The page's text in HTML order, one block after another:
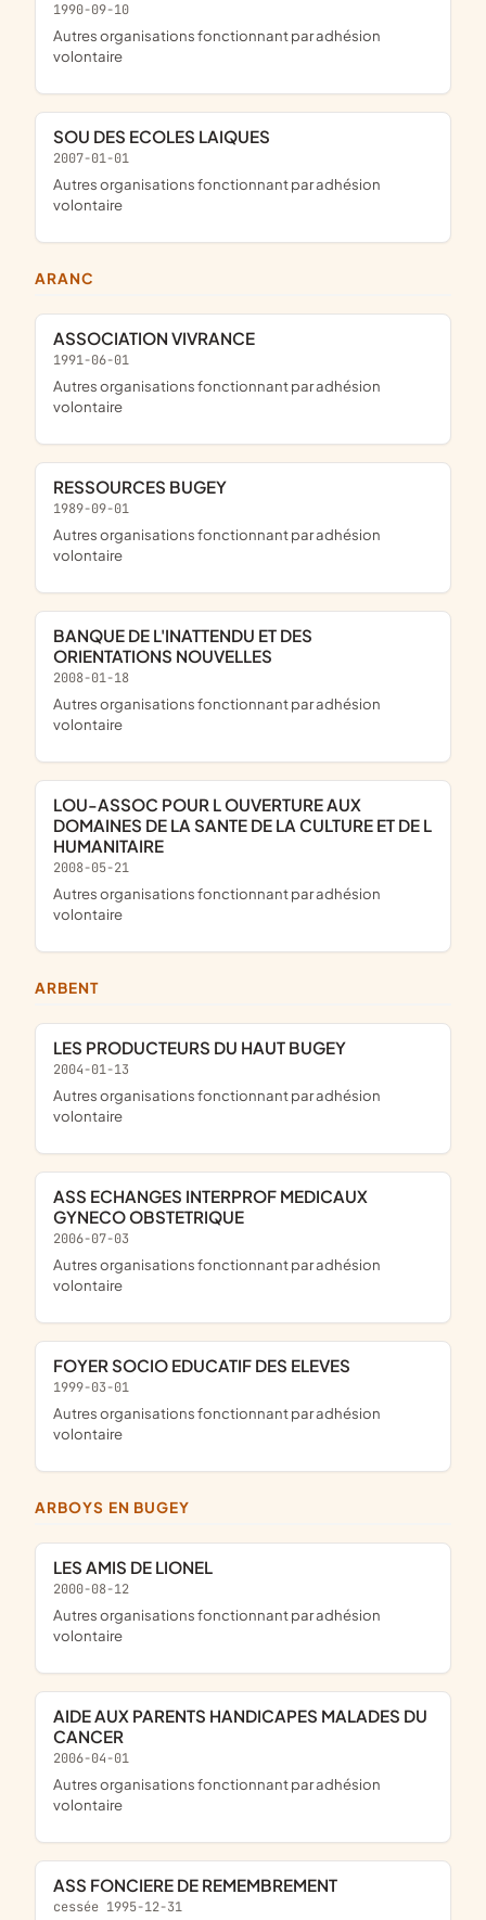
1990-09-10
Autres organisations fonctionnant par adhésion
volontaire
SOU DES ECOLES LAIQUES
2007-01-01
Autres organisations fonctionnant par adhésion
volontaire
ARANC
ASSOCIATION VIVRANCE
1991-06-01
Autres organisations fonctionnant par adhésion
volontaire
RESSOURCES BUGEY
1989-09-01
Autres organisations fonctionnant par adhésion
volontaire
BANQUE DE L'INATTENDU ET DES
ORIENTATIONS NOUVELLES
2008-01-18
Autres organisations fonctionnant par adhésion
volontaire
LOU-ASSOC POUR L OUVERTURE AUX
DOMAINES DE LA SANTE DE LA CULTURE ET DE L
HUMANITAIRE
2008-05-21
Autres organisations fonctionnant par adhésion
volontaire
ARBENT
LES PRODUCTEURS DU HAUT BUGEY
2004-01-13
Autres organisations fonctionnant par adhésion
volontaire
ASS ECHANGES INTERPROF MEDICAUX
GYNECO OBSTETRIQUE
2006-07-03
Autres organisations fonctionnant par adhésion
volontaire
FOYER SOCIO EDUCATIF DES ELEVES
1999-03-01
Autres organisations fonctionnant par adhésion
volontaire
ARBOYS EN BUGEY
LES AMIS DE LIONEL
2000-08-12
Autres organisations fonctionnant par adhésion
volontaire
AIDE AUX PARENTS HANDICAPES MALADES DU
CANCER
2006-04-01
Autres organisations fonctionnant par adhésion
volontaire
ASS FONCIERE DE REMEMBREMENT
cessée 1995-12-31